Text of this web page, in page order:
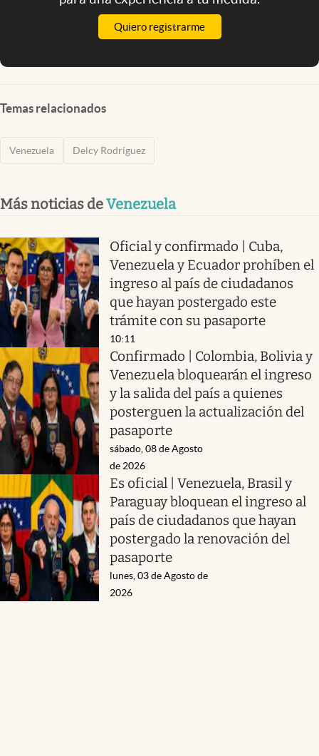
Quiero registrarme
Temas relacionados
Venezuela Delcy Rodríguez
Más noticias deVenezuela
Oficial y confirmado | Cuba,
Venezuela y Ecuador prohíben el
ingreso al país de ciudadanos
que hayan postergado este
trámite con su pasaporte
10:11
Confirmado | Colombia, Bolivia y
Venezuela bloquearán el ingreso
y la salida del país a quienes
posterguen la actualización del
pasaporte
sábado, 08 de Agosto
de 2026
Es oficial | Venezuela, Brasil y
Paraguay bloquean el ingreso al
país de ciudadanos que hayan
postergado la renovación del
pasaporte
lunes, 03 de Agosto de
2026